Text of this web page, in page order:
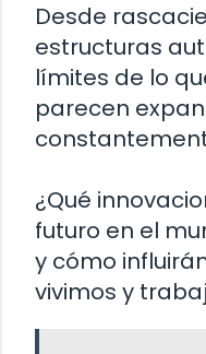
Desde
estructuras
límites de lo
parecen
¿Qué
futuro en el
y cómo
vivimos y